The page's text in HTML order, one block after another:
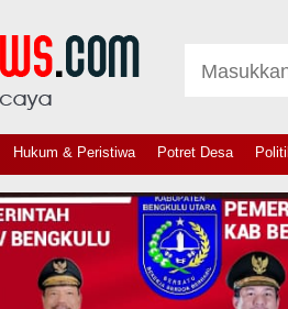
Hukum & Peristiwa Potret Desa